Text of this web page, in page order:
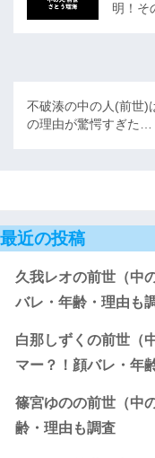
明！そ
不破湊の中の人(前世)
の理由が驚愕すぎた…
最近の投稿
久我レオの前世（中
バレ・年齢・理由も
白那しずくの前世（
マー？！顔バレ・年
篠宮ゆのの前世（中
齢・理由も調査